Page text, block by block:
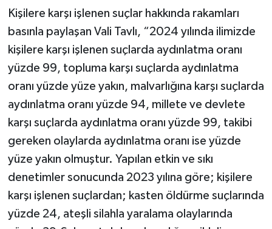
Kişilere karşı işlenen suçlar hakkında rakamları
basınla paylaşan Vali Tavlı, “2024 yılında ilimizde
kişilere karşı işlenen suçlarda aydınlatma oranı
yüzde 99, topluma karşı suçlarda aydınlatma
oranı yüzde yüze yakın, malvarlığına karşı suçlarda
aydınlatma oranı yüzde 94, millete ve devlete
karşı suçlarda aydınlatma oranı yüzde 99, takibi
gereken olaylarda aydınlatma oranı ise yüzde
yüze yakın olmuştur. Yapılan etkin ve sıkı
denetimler sonucunda 2023 yılına göre; kişilere
karşı işlenen suçlardan; kasten öldürme suçlarında
yüzde 24, ateşli silahla yaralama olaylarında